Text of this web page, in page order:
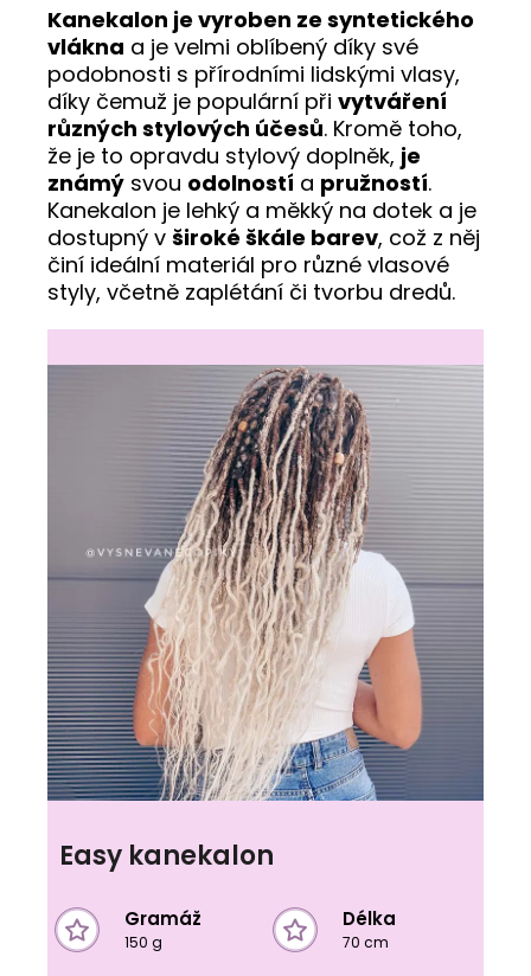
Kanekalon je vyroben ze syntetického
vlákna a je velmi oblíbený díky své
podobnosti s přírodními lidskými vlasy,
díky čemuž je populární při vytváření
různých stylových účesů. Kromě toho,
že je to opravdu stylový doplněk, je
známý svou odolností a pružností.
Kanekalon je lehký a měkký na dotek a je
dostupný v široké škále barev, což z něj
činí ideální materiál pro různé vlasové
styly, včetně zaplétání či tvorbu dredů.
Easy kanekalon
Gramáž
150 g
Délka
70 cm